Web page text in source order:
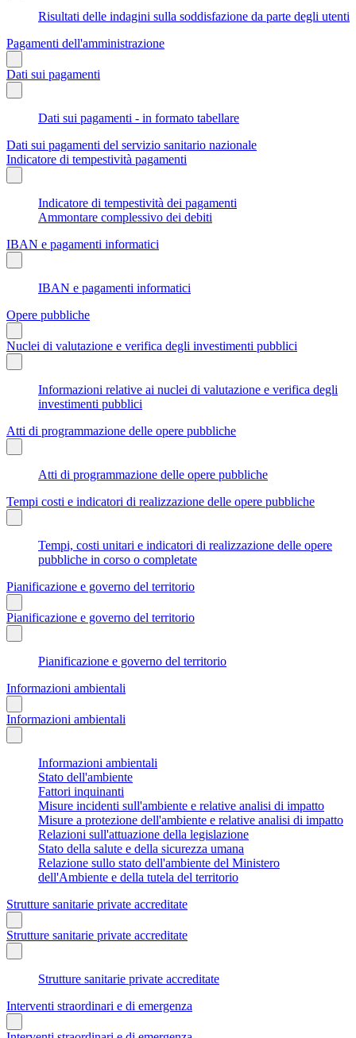
Risultati delle indagini sulla soddisfazione da parte degli utenti
Pagamenti dell'amministrazione
Dati sui pagamenti
Dati sui pagamenti - in formato tabellare
Dati sui pagamenti del servizio sanitario nazionale
Indicatore di tempestività pagamenti
Indicatore di tempestività dei pagamenti
Ammontare complessivo dei debiti
IBAN e pagamenti informatici
IBAN e pagamenti informatici
Opere pubbliche
Nuclei di valutazione e verifica degli investimenti pubblici
Informazioni relative ai nuclei di valutazione e verifica degli
investimenti pubblici
Atti di programmazione delle opere pubbliche
Atti di programmazione delle opere pubbliche
Tempi costi e indicatori di realizzazione delle opere pubbliche
Tempi, costi unitari e indicatori di realizzazione delle opere
pubbliche in corso o completate
Pianificazione e governo del territorio
Pianificazione e governo del territorio
Pianificazione e governo del territorio
Informazioni ambientali
Informazioni ambientali
Informazioni ambientali
Stato dell'ambiente
Fattori inquinanti
Misure incidenti sull'ambiente e relative analisi di impatto
Misure a protezione dell'ambiente e relative analisi di impatto
Relazioni sull'attuazione della legislazione
Stato della salute e della sicurezza umana
Relazione sullo stato dell'ambiente del Ministero
dell'Ambiente e della tutela del territorio
Strutture sanitarie private accreditate
Strutture sanitarie private accreditate
Strutture sanitarie private accreditate
Interventi straordinari e di emergenza